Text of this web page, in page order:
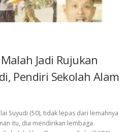
Jadi Rujukan
Pendiri Sekolah Alam
Suyudi (50), tidak lepas dari lemahnya
itu, dia mendirikan lembaga